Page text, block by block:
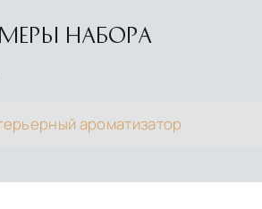
НАБОРА
ароматизатор